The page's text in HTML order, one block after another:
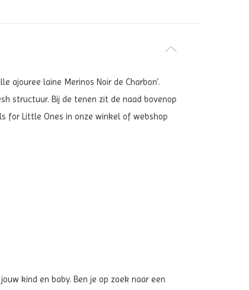
laine Merinos Noir de Charbon’.
structuur. Bij de tenen zit de naad bovenop
for Little Ones in onze winkel of webshop
kind en baby. Ben je op zoek naar een